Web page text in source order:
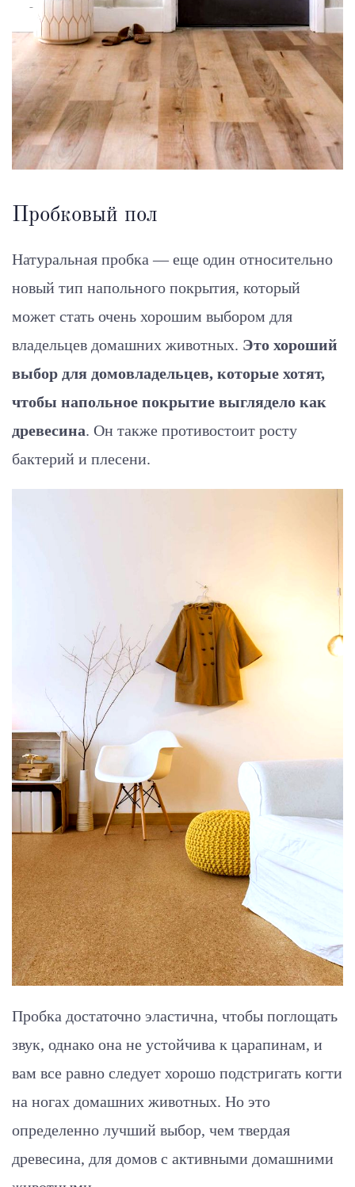
Пробковый пол
Натуральная пробка — еще один относительно
новый тип напольного покрытия, который
может стать очень хорошим выбором для
владельцев домашних животных. Это хороший
выбор для домовладельцев, которые хотят,
чтобы напольное покрытие выглядело как
древесина. Он также противостоит росту
бактерий и плесени.
Пробка достаточно эластична, чтобы поглощать
звук, однако она не устойчива к царапинам, и
вам все равно следует хорошо подстригать когти
на ногах домашних животных. Но это
определенно лучший выбор, чем твердая
древесина, для домов с активными домашними